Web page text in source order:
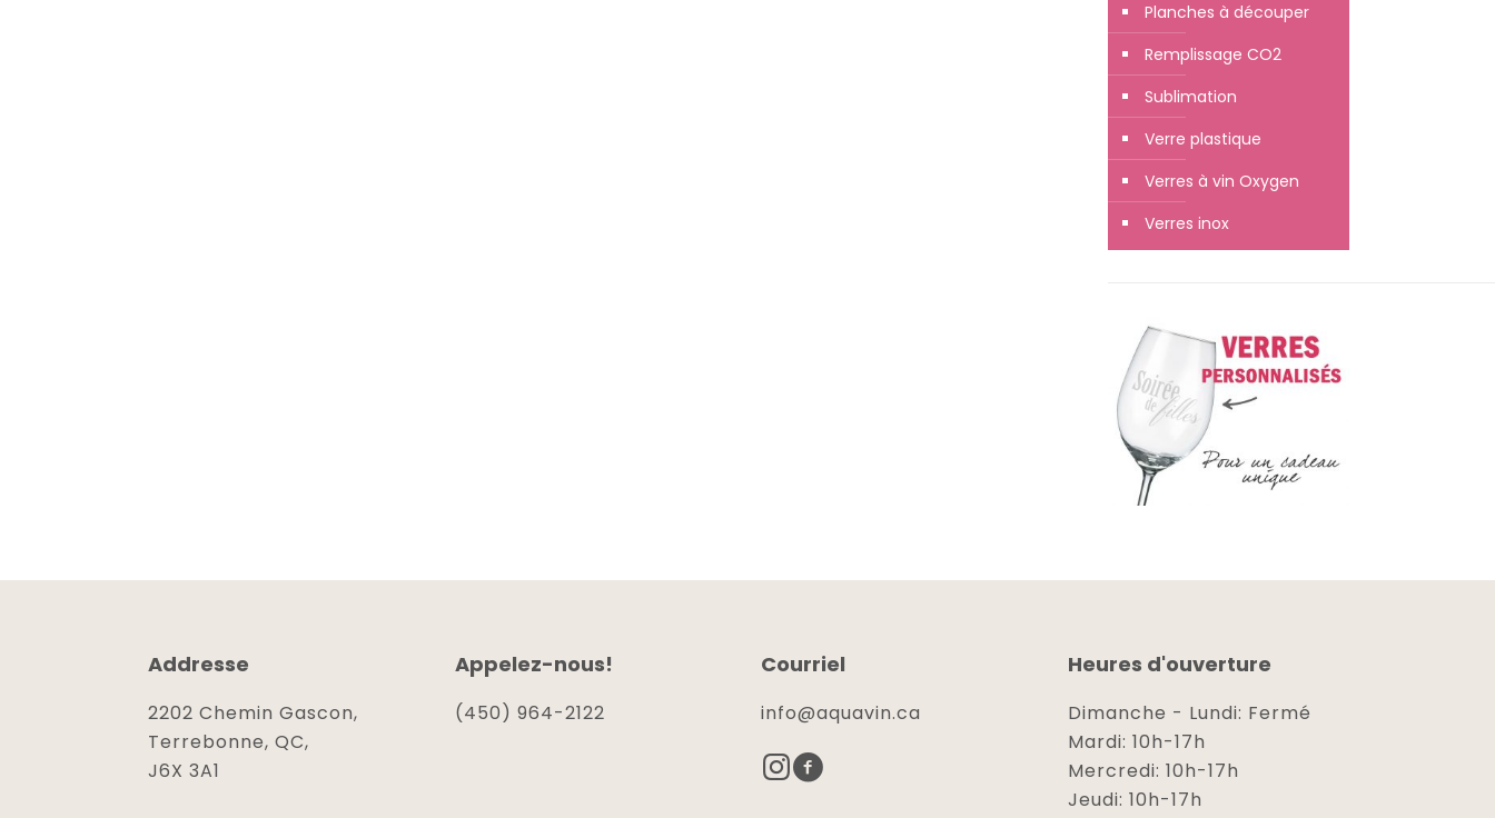
Planches à découper
Remplissage CO2
Sublimation
Verre plastique
Verres à vin Oxygen
Verres inox
Addresse
2202 Chemin Gascon,
Terrebonne, QC,
J6X 3A1
Appelez-nous!
(450) 964-2122
Courriel
info@aquavin.ca
Heures d'ouverture
Dimanche - Lundi: Fermé
Mardi: 10h-17h
Mercredi: 10h-17h
Jeudi: 10h-17h